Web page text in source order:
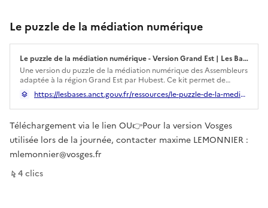
Le puzzle de la médiation numérique
Le puzzle de la médiation numérique - Version Grand Est | Les Bases du numérique d’intérêt général
Ouverture dans un nouvel onglet
Une version du puzzle de la médiation numérique des Assembleurs
adaptée à la région Grand Est par Hubest. Ce kit permet de
mettre en place des ateliers ludiques pour mieux comprendre le
rôle des différents acteurs de l’inclusion et de la médiation
numérique du territoir.
https://lesbases.anct.gouv.fr/ressources/le-puzzle-de-la-mediation-numerique-version-grand-est
Téléchargement via le lien OU👉Pour la version Vosges
utilisée lors de la journée, contacter maxime LEMONNIER :
mlemonnier@vosges.fr
4clics
sur ce lien